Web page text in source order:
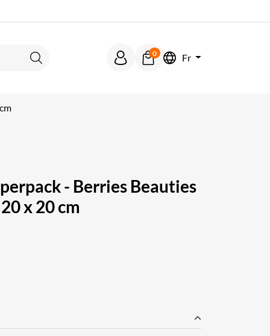
Rechercher
0 Fr
- Berries Beauties
x 20 cm